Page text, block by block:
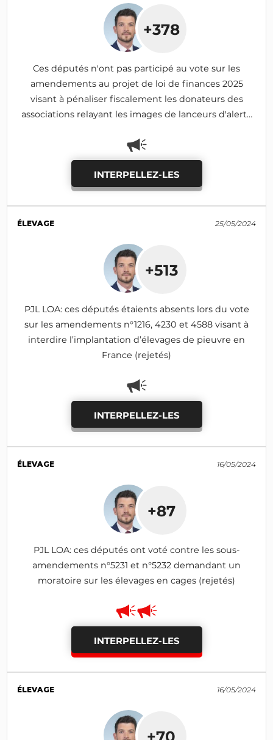
+378
Ces députés n'ont pas participé au vote sur les
amendements au projet de loi de finances 2025
visant à pénaliser fiscalement les donateurs des
associations relayant les images de lanceurs d'alerte
INTERPELLEZ-LES
ÉLEVAGE 25/05/2024
+513
PJL LOA: ces députés étaients absents lors du vote
sur les amendements n°1216, 4230 et 4588 visant à
interdire l’implantation d’élevages de pieuvre en
France (rejetés)
INTERPELLEZ-LES
ÉLEVAGE 16/05/2024
+87
PJL LOA: ces députés ont voté contre les sous-
amendements n°5231 et n°5232 demandant un
moratoire sur les élevages en cages (rejetés)
INTERPELLEZ-LES
ÉLEVAGE 16/05/2024
+70